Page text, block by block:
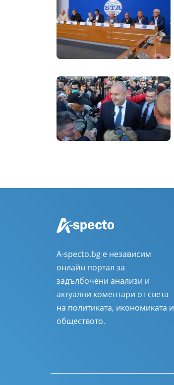
A-specto.bg е независим
онлайн портал за
задълбочени анализи и
актуални коментари от света
на политиката, икономиката и
обществото.